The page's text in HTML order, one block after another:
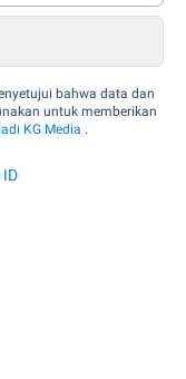
bahwa data dan
untuk memberikan
KG Media .
ID